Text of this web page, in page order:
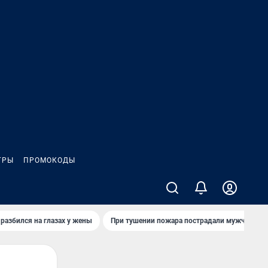
ПРОМОКОДЫ
на глазах у жены При тушении пожара пострадали мужчины